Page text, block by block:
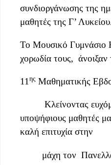
συνδιοργάνωσης της
μαθητές της Γ’
Το Μουσικό Γυμνάσιο
χορωδία τους, άνοιξαν
11ης Μαθηματικής
Κλείνοντας
υποψήφιους μαθητές
καλή επιτυχία στην
μάχη τον